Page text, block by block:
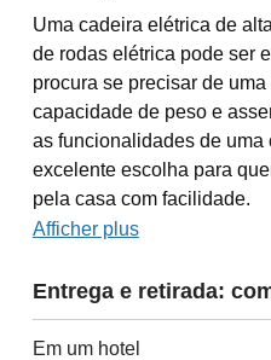
Uma cadeira elétrica de
de rodas elétrica pode ser
procura se precisar de
capacidade de peso e
as funcionalidades de uma
excelente escolha para
pela casa com facilidade.
Afficher plus
Entrega e retirada:
Em um hotel